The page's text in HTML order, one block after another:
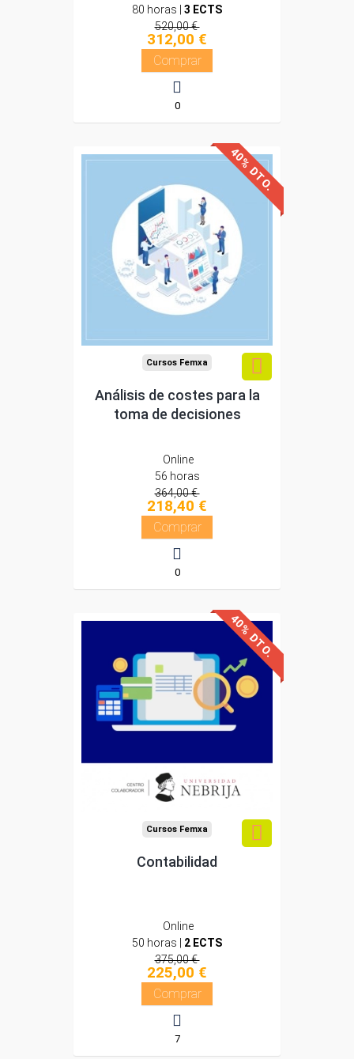
80 horas | 3 ECTS
520,00 €
312,00 €
Comprar
0
40% DTO.
Descuentos especiales
Sin requisitos de acceso
Diploma
Compra segura
Cursos Femxa
Análisis de costes para la
toma de decisiones
Online
56 horas
364,00 €
218,40 €
Comprar
0
40% DTO.
Avalado y reconocido por
la
Universidad Nebrija
Sin requisitos de acceso
Compra segura
Cursos Femxa
Contabilidad
Online
50 horas | 2 ECTS
375,00 €
225,00 €
Comprar
7